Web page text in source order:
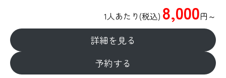
1人あたり(税込) 8,000円​～
詳細を見る
予約する